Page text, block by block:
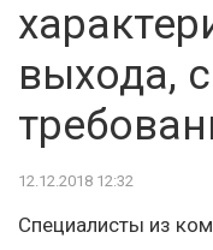
выхода,
12.12.2018 12:32
Специалисты из